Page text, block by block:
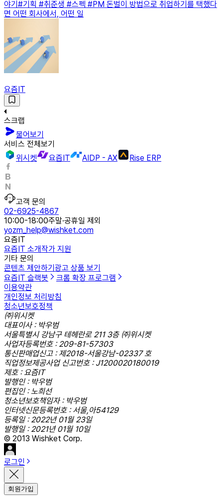
야기#기획 #취준생 #스펙 #PM 돈벌이 방법으로 취업하기를 택했다
면 어떤 회사에서, 어떤 일
요즘IT
스크랩
물어보기
서비스 전체보기
위시켓
요즘IT AIDP - AX Rise ERP
고객 문의
02-6925-4867
10:00-18:00주말·공휴일 제외
yozm_help@wishket.com
요즘IT
요즘IT 소개작가 지원
기타 문의
콘텐츠 제안하기 광고 상품 보기
요즘IT 슬랙봇
크롬 확장 프로그램
이용약관
개인정보 처리방침
청소년보호정책
㈜위시켓
대표이사 : 박우범
서울특별시 강남구 테헤란로 211 3층 ㈜위시켓
사업자등록번호 : 209-81-57303
통신판매업신고 : 제2018-서울강남-02337 호
직업정보제공사업 신고번호 : J1200020180019
제호 : 요즘IT
발행인 : 박우범
편집인 : 노희선
청소년보호책임자 : 박우범
인터넷신문등록번호 : 서울,아54129
등록일 : 2022년 01월 23일
발행일 : 2021년 01월 10일
© 2013 Wishket Corp.
로그인
회원가입